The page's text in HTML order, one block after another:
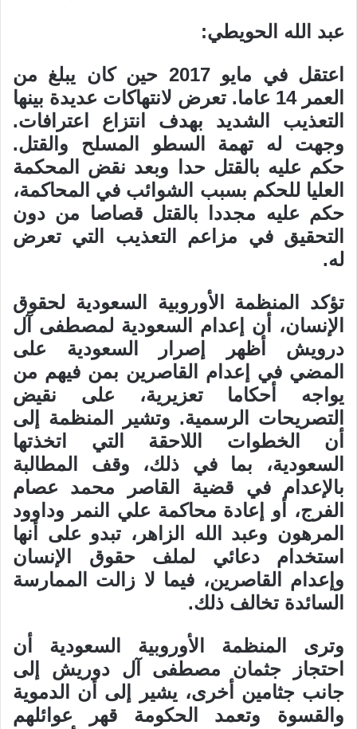
عبد الله الحويطي:
اعتقل في مايو 2017 حين كان يبلغ من
العمر 14 عاما. تعرض لانتهاكات عديدة بينها
التعذيب الشديد بهدف انتزاع اعترافات.
وجهت له تهمة السطو المسلح والقتل.
حكم عليه بالقتل حدا وبعد نقض المحكمة
العليا للحكم بسبب الشوائب في المحاكمة،
حكم عليه مجددا بالقتل قصاصا من دون
التحقيق في مزاعم التعذيب التي تعرض
له.
تؤكد المنظمة الأوروبية السعودية لحقوق
الإنسان، أن إعدام السعودية لمصطفى آل
درويش أظهر إصرار السعودية على
المضي في إعدام القاصرين بمن فيهم من
يواجه أحكاما تعزيرية، على نقيض
التصريحات الرسمية. وتشير المنظمة إلى
أن الخطوات اللاحقة التي اتخذتها
السعودية، بما في ذلك، وقف المطالبة
بالإعدام في قضية القاصر محمد عصام
الفرج، أو إعادة محاكمة علي النمر وداوود
المرهون وعبد الله الزاهر، تبدو على أنها
استخدام دعائي لملف حقوق الإنسان
وإعدام القاصرين، فيما لا زالت الممارسة
السائدة تخالف ذلك.
وترى المنظمة الأوروبية السعودية أن
احتجاز جثمان مصطفى آل دوريش إلى
جانب جثامين أخرى، يشير إلى أن الدموية
والقسوة وتعمد الحكومة قهر عوائلهم